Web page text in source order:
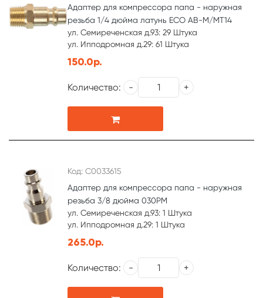
Адаптер для компрессора папа - наружная
резьба 1/4 дюйма латунь ECO AB-M/MT14
ул. Семиреченская д.93: 29 Штука
ул. Ипподромная д.29: 61 Штука
150.0р.
Количество:
Код: С0033615
Адаптер для компрессора папа - наружная
резьба 3/8 дюйма 030PM
ул. Семиреченская д.93: 1 Штука
ул. Ипподромная д.29: 1 Штука
265.0р.
Количество: